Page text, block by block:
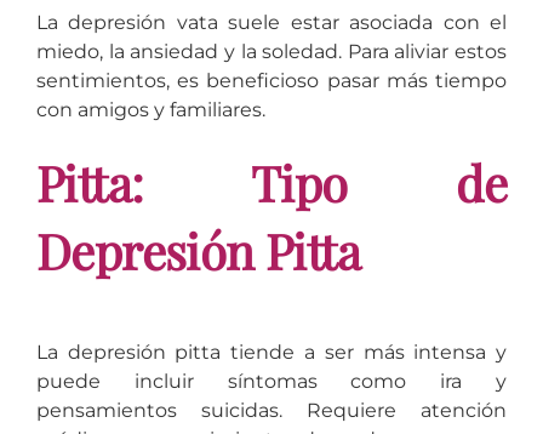
La depresión vata suele estar asociada con el
miedo, la ansiedad y la soledad. Para aliviar estos
sentimientos, es beneficioso pasar más tiempo
con amigos y familiares.
Pitta: Tipo de
Depresión Pitta
La depresión pitta tiende a ser más intensa y
puede incluir síntomas como ira y
pensamientos suicidas. Requiere atención